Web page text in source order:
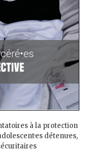
à la protection
détenu·es,